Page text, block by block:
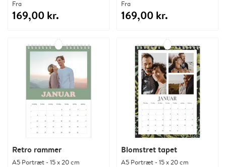
Fra
169,00 kr.
Fra
169,00 kr.
Retro rammer
A5 Portræt - 15 x 20 cm
Blomstret tapet
A5 Portræt - 15 x 20 cm